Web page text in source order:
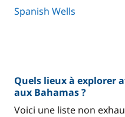
Spanish Wells
Quels lieux à explorer
aux Bahamas ?
Voici une liste non